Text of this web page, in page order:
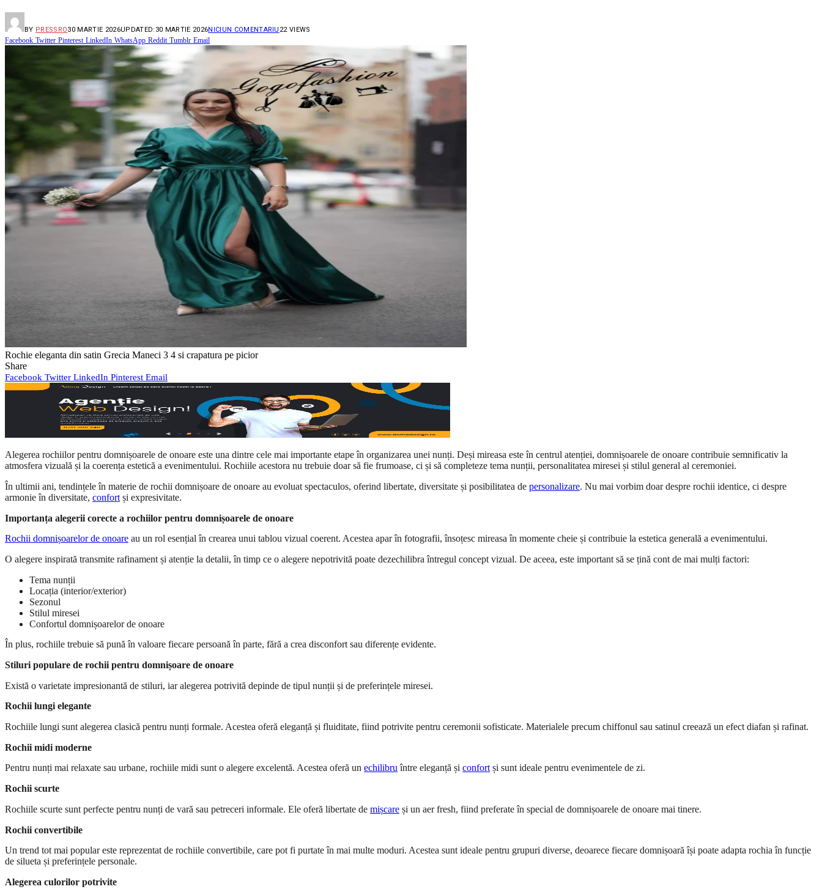
BY PRESSRO30 MARTIE 2026UPDATED: 30 MARTIE 2026NICIUN COMENTARIU 22 VIEWS
Facebook Twitter Pinterest LinkedIn WhatsApp Reddit Tumblr Email
Rochie eleganta din satin Grecia Maneci 3 4 si crapatura pe picior
Share
Facebook Twitter LinkedIn Pinterest Email
Alegerea rochiilor pentru domnișoarele de onoare este una dintre cele mai importante etape în organizarea unei nunți. Deși mireasa este în centrul atenției, domnișoarele de onoare contribuie semnificativ la
atmosfera vizuală și la coerența estetică a evenimentului. Rochiile acestora nu trebuie doar să fie frumoase, ci și să completeze tema nunții, personalitatea miresei și stilul general al ceremoniei.
În ultimii ani, tendințele în materie de rochii domnișoare de onoare au evoluat spectaculos, oferind libertate, diversitate și posibilitatea de personalizare. Nu mai vorbim doar despre rochii identice, ci despre
armonie în diversitate, confort și expresivitate.
Importanța alegerii corecte a rochiilor pentru domnișoarele de onoare
Rochii domnișoarelor de onoare au un rol esențial în crearea unui tablou vizual coerent. Acestea apar în fotografii, însoțesc mireasa în momente cheie și contribuie la estetica generală a evenimentului.
O alegere inspirată transmite rafinament și atenție la detalii, în timp ce o alegere nepotrivită poate dezechilibra întregul concept vizual. De aceea, este important să se țină cont de mai mulți factori:
Tema nunții
Locația (interior/exterior)
Sezonul
Stilul miresei
Confortul domnișoarelor de onoare
În plus, rochiile trebuie să pună în valoare fiecare persoană în parte, fără a crea disconfort sau diferențe evidente.
Stiluri populare de rochii pentru domnișoare de onoare
Există o varietate impresionantă de stiluri, iar alegerea potrivită depinde de tipul nunții și de preferințele miresei.
Rochii lungi elegante
Rochiile lungi sunt alegerea clasică pentru nunți formale. Acestea oferă eleganță și fluiditate, fiind potrivite pentru ceremonii sofisticate. Materialele precum chiffonul sau satinul creează un efect diafan și rafinat.
Rochii midi moderne
Pentru nunți mai relaxate sau urbane, rochiile midi sunt o alegere excelentă. Acestea oferă un echilibruîntre eleganță și confortși sunt ideale pentru evenimentele de zi.
Rochii scurte
Rochiile scurte sunt perfecte pentru nunți de vară sau petreceri informale. Ele oferă libertate de mișcare și un aer fresh, fiind preferate în special de domnișoarele de onoare mai tinere.
Rochii convertibile
Un trend tot mai popular este reprezentat de rochiile convertibile, care pot fi purtate în mai multe moduri. Acestea sunt ideale pentru grupuri diverse, deoarece fiecare domnișoară își poate adapta rochia în funcție
de silueta și preferințele personale.
Alegerea culorilor potrivite